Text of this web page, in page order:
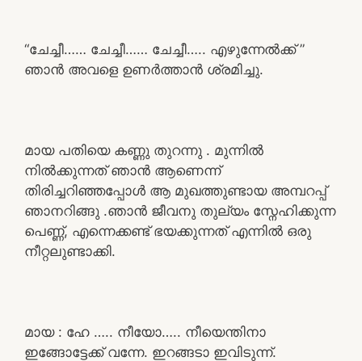
“ചേച്ചീ…… ചേച്ചീ…… ചേച്ചീ….. എഴുന്നേൽക്ക് ”
ഞാൻ അവളെ ഉണർത്താൻ ശ്രമിച്ചു.
മായ പതിയെ കണ്ണു തുറന്നു . മുന്നിൽ
നിൽക്കുന്നത് ഞാൻ ആണെന്ന്
തിരിച്ചറിഞ്ഞപ്പോൾ ആ മുഖത്തുണ്ടായ അമ്പറപ്പ്
ഞാനറിങ്ങു .ഞാൻ ജീവനു തുല്യം സ്നേഹിക്കുന്ന
പെണ്ണ്, എന്നെക്കണ്ട് ഭയക്കുന്നത് എന്നിൽ ഒരു
നീറ്റലുണ്ടാക്കി.
മായ : ഹേ ….. നീയോ….. നീയെന്തിനാ
ഇങ്ങോട്ടേക്ക് വന്നേ. ഇറങ്ങടാ ഇവിടുന്ന്.